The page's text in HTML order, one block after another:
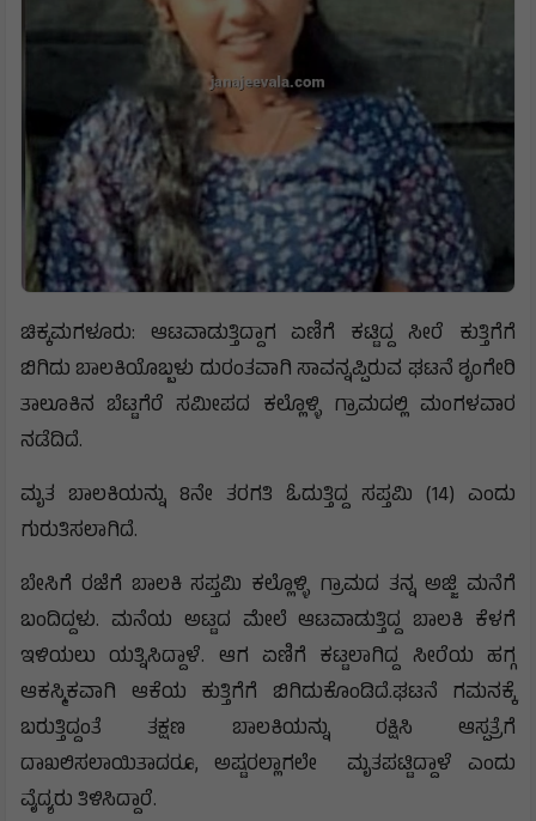
ಚಿಕ್ಕಮಗಳೂರು: ಆಟವಾಡುತ್ತಿದ್ದಾಗ ಏಣಿಗೆ ಕಟ್ಟಿದ್ದ ಸೀರೆ ಕುತ್ತಿಗೆಗೆ
ಬಿಗಿದು ಬಾಲಕಿಯೊಬ್ಬಳು ದುರಂತವಾಗಿ ಸಾವನ್ನಪ್ಪಿರುವ ಘಟನೆ ಶೃಂಗೇರಿ
ತಾಲೂಕಿನ ಬೆಟ್ಟಗೆರೆ ಸಮೀಪದ ಕಲ್ಲೊಳ್ಳಿ ಗ್ರಾಮದಲ್ಲಿ ಮಂಗಳವಾರ
ನಡೆದಿದೆ.
ಮೃತ ಬಾಲಕಿಯನ್ನು 8ನೇ ತರಗತಿ ಓದುತ್ತಿದ್ದ ಸಪ್ತಮಿ (14) ಎಂದು
ಗುರುತಿಸಲಾಗಿದೆ.
ಬೇಸಿಗೆ ರಜೆಗೆ ಬಾಲಕಿ ಸಪ್ತಮಿ ಕಲ್ಲೊಳ್ಳಿ ಗ್ರಾಮದ ತನ್ನ ಅಜ್ಜಿ ಮನೆಗೆ
ಬಂದಿದ್ದಳು. ಮನೆಯ ಅಟ್ಟದ ಮೇಲೆ ಆಟವಾಡುತ್ತಿದ್ದ ಬಾಲಕಿ ಕೆಳಗೆ
ಇಳಿಯಲು ಯತ್ನಿಸಿದ್ದಾಳೆ. ಆಗ ಏಣಿಗೆ ಕಟ್ಟಲಾಗಿದ್ದ ಸೀರೆಯ ಹಗ್ಗ
ಆಕಸ್ಮಿಕವಾಗಿ ಆಕೆಯ ಕುತ್ತಿಗೆಗೆ ಬಿಗಿದುಕೊಂಡಿದೆ.ಘಟನೆ ಗಮನಕ್ಕೆ
ಬರುತ್ತಿದ್ದಂತೆ ತಕ್ಷಣ ಬಾಲಕಿಯನ್ನು ರಕ್ಷಿಸಿ ಆಸ್ಪತ್ರೆಗೆ
ದಾಖಲಿಸಲಾಯಿತಾದರೂ, ಅಷ್ಟರಲ್ಲಾಗಲೇ ಮೃತಪಟ್ಟಿದ್ದಾಳೆ ಎಂದು
ವೈದ್ಯರು ತಿಳಿಸಿದ್ದಾರೆ.